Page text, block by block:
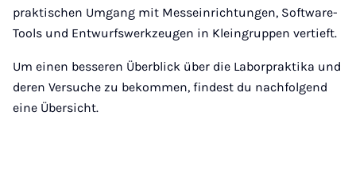
praktischen Umgang mit Messeinrichtungen, Software-
Tools und Entwurfswerkzeugen in Kleingruppen vertieft.
Um einen besseren Überblick über die Laborpraktika und
deren Versuche zu bekommen, findest du nachfolgend
eine Übersicht.